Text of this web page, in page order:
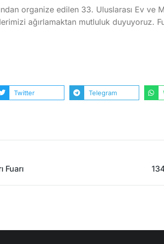
organize edilen 33. Uluslarası Ev ve
ağırlamaktan mutluluk duyuyoruz.
Twitter Telegram
Fuarı